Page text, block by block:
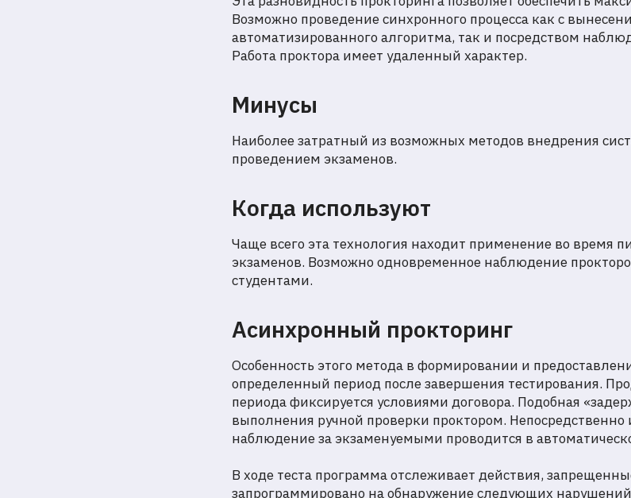
Возможно проведение синхронного процесса как с
автоматизированного алгоритма, так и посредством
Работа проктора имеет удаленный характер.
Минусы
Наиболее затратный из возможных методов внедрения
проведением экзаменов.
Когда используют
Чаще всего эта технология находит применение во время
экзаменов. Возможно одновременное наблюдение
студентами.
Асинхронный прокторинг
Особенность этого метода в формировании и
определенный период после завершения тестирования.
периода фиксируется условиями договора. Подобная
выполнения ручной проверки проктором.
наблюдение за экзаменуемыми проводится в
В ходе теста программа отслеживает действия,
запрограммировано на обнаружение следующих